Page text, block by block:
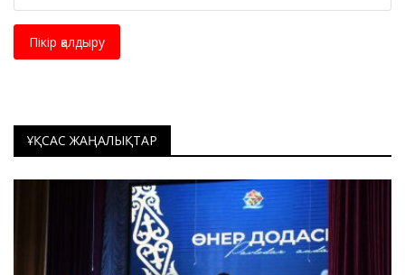
Пікір қалдыру
ҰҚСАС ЖАҢАЛЫҚТАР